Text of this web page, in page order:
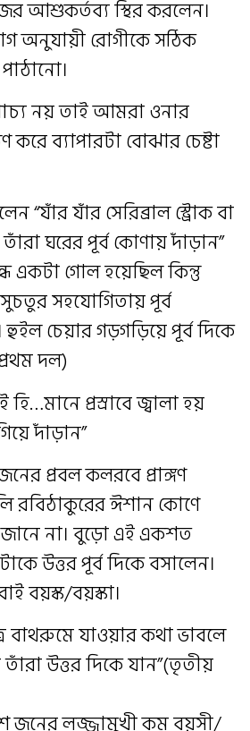
আশুকর্তব‍্য স্থির করলেন।
অনুযায়ী রোগীকে সঠিক
নয় তাই আমরা ওনার
করে ব‍্যাপারটা বোঝার চেষ্টা
“যাঁর যাঁর সেরিব্রাল স্ট্রোক বা
ঘরের পূর্ব কোণায় দাঁড়ান”
একটা গোল হয়েছিল কিন্তু
সুচতুর সহযোগিতায় পূর্ব
হুইল চেয়ার গড়গড়িয়ে পূর্ব দিকে
দল)
প্রস্রাবে জ্বালা হয়
দাঁড়ান”
প্রবল কলরবে প্রাঙ্গণ
রবিঠাকুরের ঈশান কোণে
না। বুড়ো এই একশত
উত্তর পূর্ব দিকে বসালেন।
বয়স্ক/বয়স্কা।
বাথরুমে যাওয়ার কথা ভাবলে
উত্তর দিকে যান”(তৃতীয়
জনের লজ্জামুখী কম বয়সী/